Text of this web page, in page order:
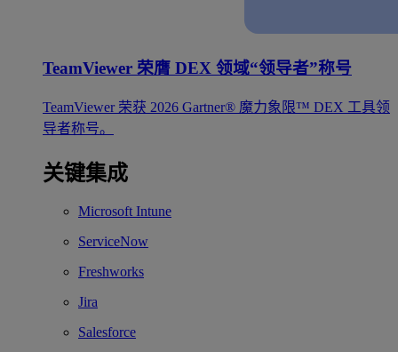
TeamViewer 荣膺 DEX 领域“领导者”称号
TeamViewer 荣获 2026 Gartner® 魔力象限™ DEX 工具领
导者称号。
关键集成
Microsoft Intune
ServiceNow
Freshworks
Jira
Salesforce